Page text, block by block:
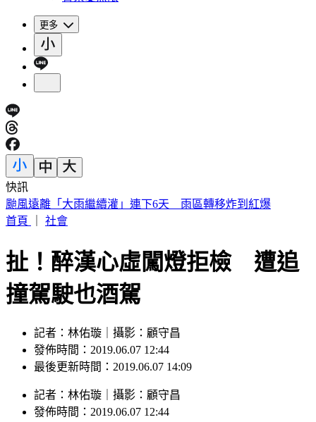
更多
快訊
SBS歌謠大戰／KISS OF LIFE 狂飆夯曲〈SWEAT〉全場狂叫
首頁
社會
扯！醉漢心虛闖燈拒檢 遭追
撞駕駛也酒駕
記者：林佑璇｜攝影：顧守昌
發佈時間：2019.06.07 12:44
最後更新時間：2019.06.07 14:09
記者 ： 林佑璇 攝影 ： 顧守昌
發佈時間： 2019.06.07 12:44